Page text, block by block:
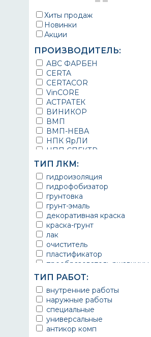
Хиты продаж
Новинки
Акции
ПРОИЗВОДИТЕЛЬ:
ABC ФАРБЕН
CERTA
CERTACOR
VinCORE
АСТРАТЕК
ВИНИКОР
ВМП
ВМП-НЕВА
НПК ЯрЛИ
НПП СПЕКТР
НПФ ЭМАЛЬ
ТЕРМА
УРЕПЛЕН
ТИП ЛКМ:
гидроизоляция
гидрофобизатор
грунтовка
грунт-эмаль
декоративная краска
краска-грунт
лак
очиститель
пластификатор
преобразователь ржавчины
эмаль
Краска
Покрытие
грунт эмаль
защитное покрытие
ТИП РАБОТ:
внутренние работы
наружные работы
специальные
универсальные
антикор комп